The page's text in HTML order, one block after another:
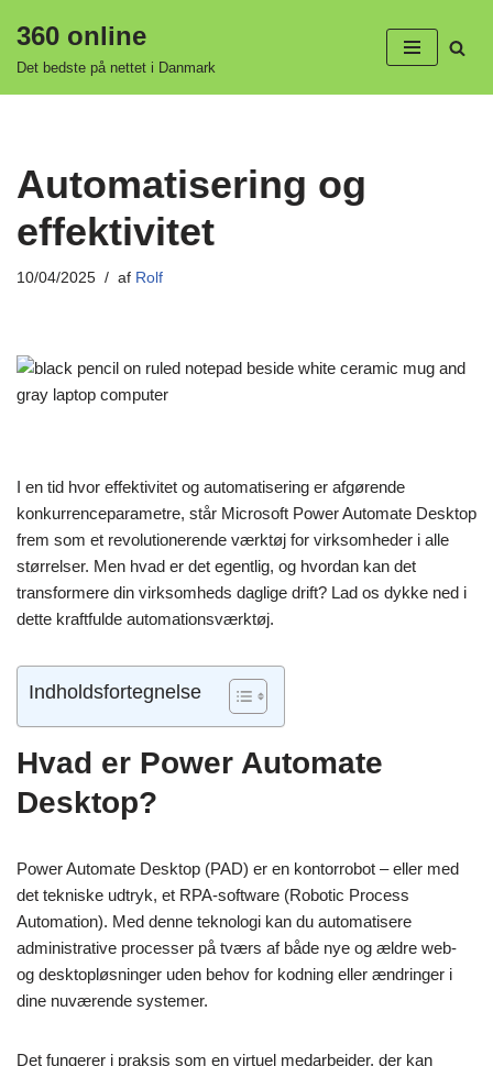
Spring
360 online
Det bedste på nettet i Danmark
Automatisering og
effektivitet
10/04/2025 af Rolf
I en tid hvor effektivitet og automatisering er afgørende
konkurrenceparametre, står Microsoft Power Automate Desktop
frem som et revolutionerende værktøj for virksomheder i alle
størrelser. Men hvad er det egentlig, og hvordan kan det
transformere din virksomheds daglige drift? Lad os dykke ned i
dette kraftfulde automationsværktøj.
Indholdsfortegnelse
Hvad er Power Automate
Desktop?
Power Automate Desktop (PAD) er en kontorrobot – eller med
det tekniske udtryk, et RPA-software (Robotic Process
Automation). Med denne teknologi kan du automatisere
administrative processer på tværs af både nye og ældre web-
og desktopløsninger uden behov for kodning eller ændringer i
dine nuværende systemer.
Det fungerer i praksis som en virtuel medarbejder, der kan